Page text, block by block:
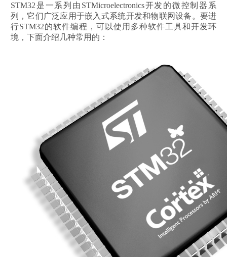
STM32是一系列由STMicroelectronics开发的微控制器系
列，它们广泛应用于嵌入式系统开发和物联网设备。要进
行STM32的软件编程，可以使用多种软件工具和开发环
境，下面介绍几种常用的：